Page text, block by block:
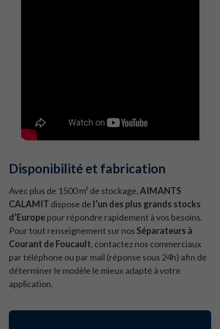
Disponibilité et fabrication
Avec plus de 1500 m² de stockage,AIMANTS
CALAMIT dispose de l’un des plus grands stocks
d’Europepour répondre rapidement à vos besoins.
Pour tout renseignement sur nos Séparateurs à
Courant de Foucault, contactez nos commerciaux
par téléphone ou par mail (réponse sous 24h) afin de
déterminer le modèle le mieux adapté à votre
application.